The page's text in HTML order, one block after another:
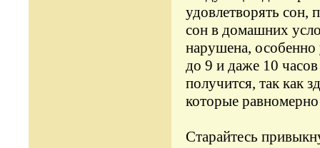
удовлетворять сон,
сон в домашних
нарушена, особенно
до 9 и даже 10
получится, так как
которые
Старайтесь